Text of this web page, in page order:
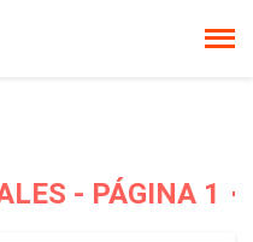
- PÁGINA 1